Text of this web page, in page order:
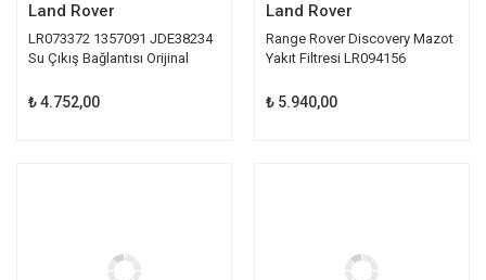
Land Rover
LR073372 1357091 JDE38234
Su Çıkış Bağlantısı Orijinal
₺ 4.752,00
Land Rover
Range Rover Discovery Mazot
Yakıt Filtresi LR094156
₺ 5.940,00